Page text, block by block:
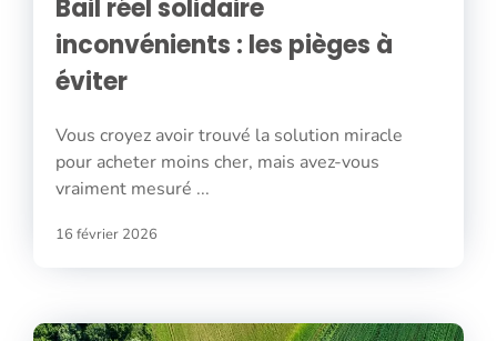
Bail réel solidaire
inconvénients : les pièges à
éviter
Vous croyez avoir trouvé la solution miracle
pour acheter moins cher, mais avez-vous
vraiment mesuré ...
16 février 2026